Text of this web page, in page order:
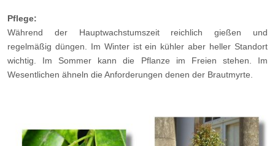
Pflege:
Während der Hauptwachstumszeit reichlich gießen und
regelmäßig düngen. Im Winter ist ein kühler aber heller Standort
wichtig. Im Sommer kann die Pflanze im Freien stehen. Im
Wesentlichen ähneln die Anforderungen denen der Brautmyrte.